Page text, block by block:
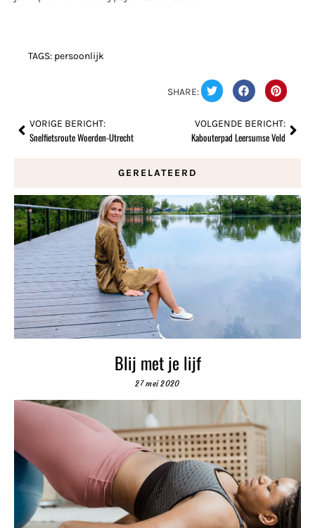
TAGS: persoonlijk
SHARE:
VORIGE BERICHT:
Snelfietsroute Woerden-Utrecht
VOLGENDE BERICHT:
Kabouterpad Leersumse Veld
GERELATEERD
Blij met je lijf
27 mei 2020